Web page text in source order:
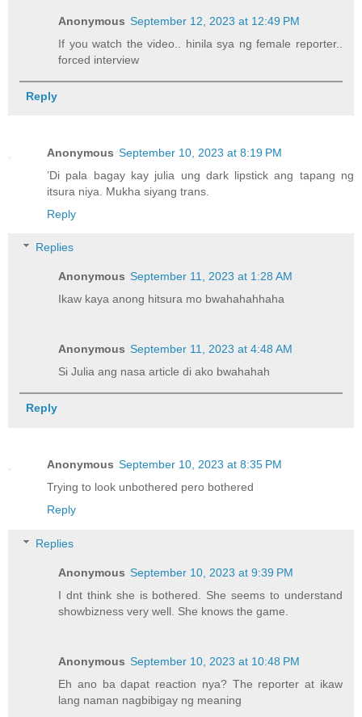
Anonymous September 12, 2023 at 12:49 PM
If you watch the video.. hinila sya ng female reporter..
forced interview
Reply
Anonymous September 10, 2023 at 8:19 PM
’Di pala bagay kay julia ung dark lipstick ang tapang ng
itsura niya. Mukha siyang trans.
Reply
Replies
Anonymous September 11, 2023 at 1:28 AM
Ikaw kaya anong hitsura mo bwahahahhaha
Anonymous September 11, 2023 at 4:48 AM
Si Julia ang nasa article di ako bwahahah
Reply
Anonymous September 10, 2023 at 8:35 PM
Trying to look unbothered pero bothered
Reply
Replies
Anonymous September 10, 2023 at 9:39 PM
I dnt think she is bothered. She seems to understand
showbizness very well. She knows the game.
Anonymous September 10, 2023 at 10:48 PM
Eh ano ba dapat reaction nya? The reporter at ikaw
lang naman nagbibigay ng meaning